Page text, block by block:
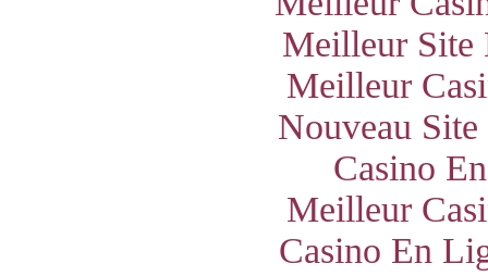
Meilleur Site
Meilleur
Nouveau
Casino
Meilleur
Casino En